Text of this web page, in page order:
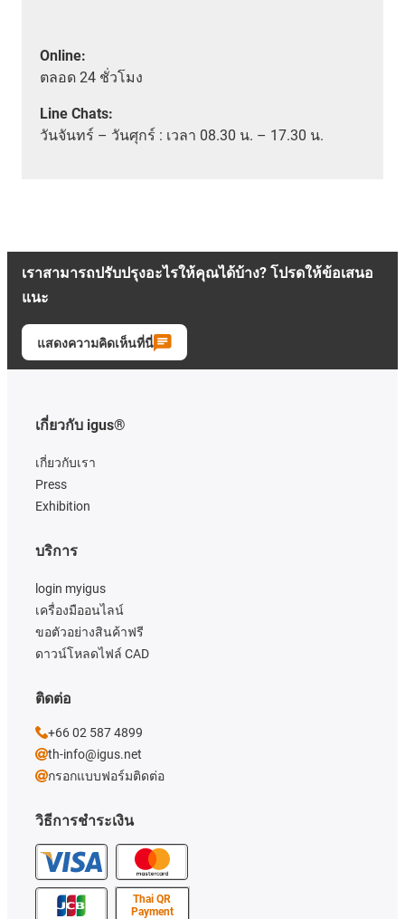
Online:
ตลอด 24 ชั่วโมง
Line Chats:
วันจันทร์ – วันศุกร์ : เวลา 08.30 น. – 17.30 น.
เราสามารถปรับปรุงอะไรให้คุณได้บ้าง? โปรดให้ข้อเสนอ
แนะ
แสดงความคิดเห็นที่นี่
เกี่ยวกับ igus®
เกี่ยวกับเรา
Press
Exhibition
วิธีการชำระเงิน
Thai QR
Payment
บริการ
login myigus
เครื่องมืออนไลน์
ขอตัวอย่างสินค้าฟรี
ดาวน์โหลดไฟล์ CAD
ติดต่อ
+66 02 587 4899
th-info@igus.net
กรอกแบบฟอร์มติดต่อ